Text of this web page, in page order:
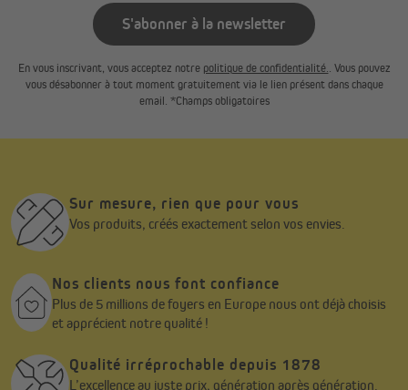
Store bambou et entretien minimaliste
L'entretien des stores est très simple. La couche de poussière
peut être enlevée avec un plumeau ou un chiffon humide.
Visuellement, les stores en bambou resteront parfaits même
fabriqués à partir de matériaux naturels et peuvent donc
caractéristiques ne peuvent être évitées et ne constituent pas
un motif de réclamation.
S'abonner à la newsletter
En vous inscrivant, vous acceptez notre politique de confidentialité. . Vous pouvez
vous désabonner à tout moment gratuitement via le lien présent dans chaque
email. *Champs obligatoires
Sur mesure, rien que pour vous
Vos produits, créés exactement selon vos envies.
Nos clients nous font confiance
Plus de 5 millions de foyers en Europe nous ont déjà choisis
et apprécient notre qualité !
Qualité irréprochable depuis 1878
L’excellence au juste prix, génération après génération.